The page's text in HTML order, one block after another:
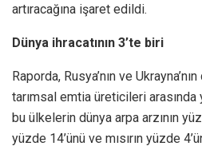
artıracağına işaret edildi.
Dünya ihracatının 3’te biri
Raporda, Rusya’nın ve
tarımsal emtia üreticileri arasında
bu ülkelerin dünya arpa arzının
yüzde 14’ünü ve mısırın yüzde